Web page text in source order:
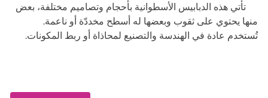
تأتي هذه الدبابيس الأسطوانية بأحجام وتصاميم مختلفة، بعض
منها يحتوي على ثقوب وبعضها له أسطح مخددّة أو ناعمة.
تُستخدم عادة في الهندسة والتصنيع لمحاذاة أو ربط المكونات.